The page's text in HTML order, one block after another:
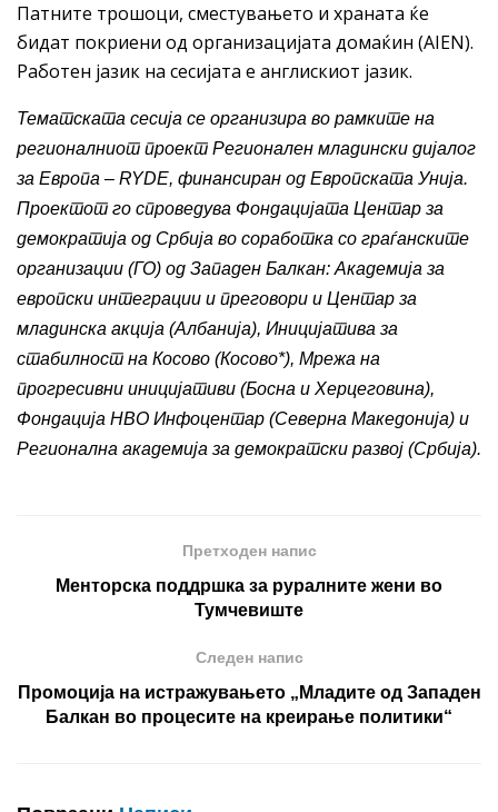
Патните трошоци, сместувањето и храната ќе
бидат покриени од организацијата домаќин (AIEN).
Работен јазик на сесијата е англискиот јазик.
Тематската сесија се организира во рамките на
регионалниот проект Регионален младински дијалог
за Европа – RYDE, финансиран од Европската Унија.
Проектот го спроведува Фондацијата Центар за
демократија од Србија во соработка со граѓанските
организации (ГО) од Западен Балкан: Академија за
европски интеграции и преговори и Центар за
младинска акција (Албанија), Иницијатива за
стабилност на Косово (Косово*), Мрежа на
прогресивни иницијативи (Босна и Херцеговина),
Фондација НВО Инфоцентар (Северна Македонија) и
Регионална академија за демократски развој (Србија).
Претходен напис
Менторска поддршка за руралните жени во
Тумчевиште
Следен напис
Промоција на истражувањето „Младите од Западен
Балкан во процесите на креирање политики“